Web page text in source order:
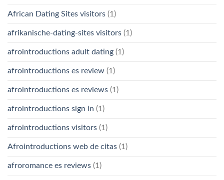
African Dating Sites visitors (1)
afrikanische-dating-sites visitors (1)
afrointroductions adult dating (1)
afrointroductions es review (1)
afrointroductions es reviews (1)
afrointroductions sign in (1)
afrointroductions visitors (1)
Afrointroductions web de citas (1)
afroromance es reviews (1)